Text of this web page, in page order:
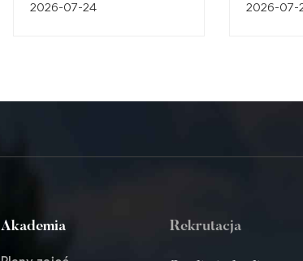
2026-07-24 2026-07-
Akademia Rekrutacja